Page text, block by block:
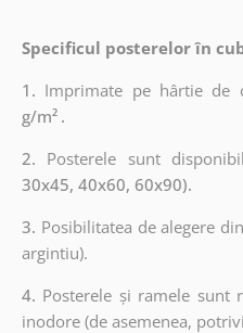
Specificul posterelor în
1. Imprimate pe hârtie de
g/m² .
2. Posterele sunt
30x45, 40x60, 60x90).
3. Posibilitatea de alegere
argintiu).
4. Posterele și ramele sunt
inodore (de asemenea,